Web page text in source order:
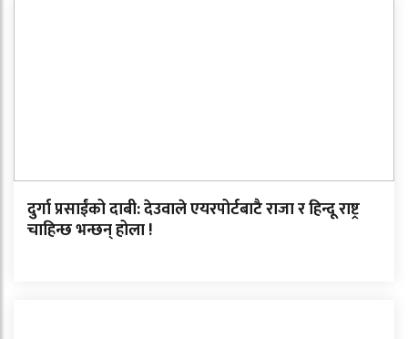
दुर्गा प्रसाईंको दाबी: देउवाले एयरपोर्टबाटै राजा र हिन्दू राष्ट्र
चाहिन्छ भन्छन् होला !